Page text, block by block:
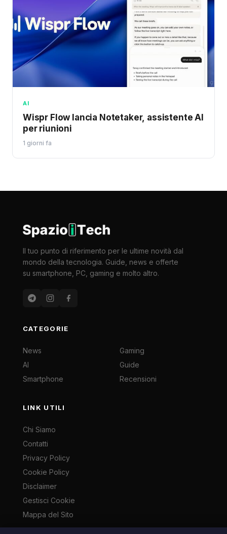
AI
Wispr Flow lancia Notetaker, assistente AI
per riunioni
1 giorni fa
Il tuo punto di riferimento per le ultime novità dal
mondo della tecnologia. Guide, news e offerte
su smartphone, PC, gaming e molto altro.
CATEGORIE
News
AI
Smartphone
Gaming
Guide
Recensioni
LINK UTILI
Chi Siamo
Contatti
Privacy Policy
Cookie Policy
Disclaimer
Gestisci Cookie
Mappa del Sito